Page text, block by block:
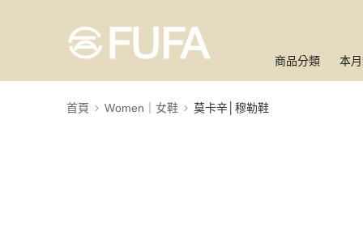
商品分類 本
首頁 Women｜女鞋 莫卡辛│穆勒鞋